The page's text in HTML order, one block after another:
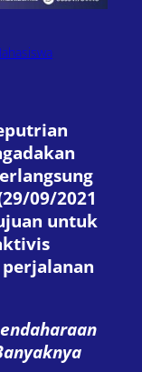
09/2021
untuk